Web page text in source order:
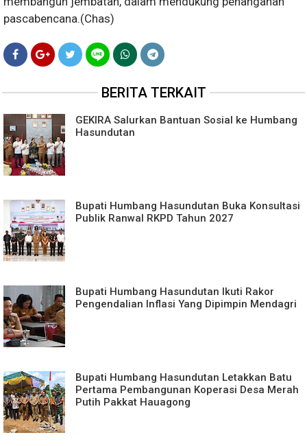
pascabencana.(Chas)
BERITA TERKAIT
GEKIRA Salurkan Bantuan Sosial ke Humbang
Hasundutan
Bupati Humbang Hasundutan Buka Konsultasi
Publik Ranwal RKPD Tahun 2027
Bupati Humbang Hasundutan Ikuti Rakor
Pengendalian Inflasi Yang Dipimpin Mendagri
Bupati Humbang Hasundutan Letakkan Batu
Pertama Pembangunan Koperasi Desa Merah
Putih Pakkat Hauagong